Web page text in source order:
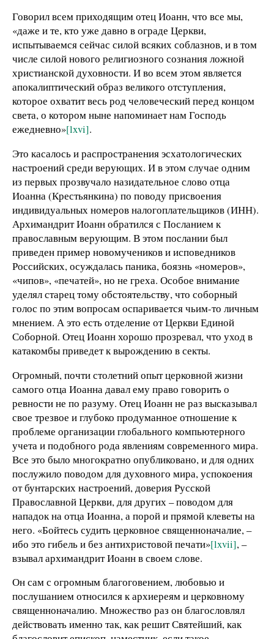
Говорил всем приходящим отец Иоанн, что все мы,
«даже и те, кто уже давно в ограде Церкви,
испытываемся сейчас силой всяких соблазнов, и в том
числе силой нового религиозного сознания ложной
христианской духовности. И во всем этом является
апокалиптический образ великого отступления,
которое охватит весь род человеческий перед концом
света, о котором ныне напоминает нам Господь
ежедневно»[lxvi].
Это касалось и распространения эсхатологических
настроений среди верующих. И в этом случае одним
из первых прозвучало назидательное слово отца
Иоанна (Крестьянкина) по поводу присвоения
индивидуальных номеров налогоплательщиков (ИНН).
АрхимандритИоанн обратился с Посланием к
православным верующим. В этом послании был
приведен пример новомучеников и исповедников
Российских, осуждалась паника, боязнь «номеров»,
«чипов», «печатей», но не греха. Особое внимание
уделял старец тому обстоятельству, что соборный
голос по этим вопросам оспаривается чьим-то личным
мнением. А это есть отделение от Церкви Единой
Соборной. Отец Иоанн хорошо прозревал, что уход в
катакомбы приведет к вырождению в секты.
Огромный, почти столетний опыт церковной жизни
самого отца Иоанна давал ему право говорить о
ревности не по разуму. Отец Иоанн не раз высказывал
свое трезвое и глубоко продуманное отношение к
проблеме организации глобального компьютерного
учета и подобного рода явлениям современного мира.
Все это было многократно опубликовано, и для одних
послужило поводом для духовного мира, успокоения
от бунтарских настроений, доверия Русской
Православной Церкви, для других – поводом для
нападок на отца Иоанна, а порой и прямой клеветы на
него. «Бойтесь судить церковное священноначалие, –
ибо это гибель и без антихристовой печати»[lxvii], –
взывал архимандрит Иоанн в своем слове.
Он сам с огромным благоговением, любовью и
послушанием относился к архиереям и церковному
священноначалию. Множество раз он благословлял
действовать именно так, как решит Святейший, как